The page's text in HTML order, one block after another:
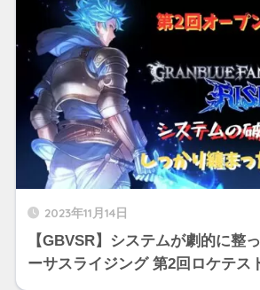
2023年11月14日
【GBVSR】システムが劇的に整
ーサスライジング 第2回ロケテス